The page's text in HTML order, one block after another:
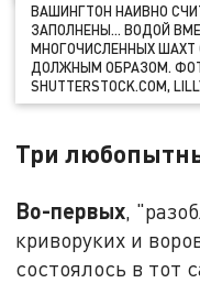
ВАШИНГТОН НАИВНО
ЗАПОЛНЕНЫ… ВОДОЙ
МНОГОЧИСЛЕННЫХ ШАХТ
ДОЛЖНЫМ ОБРАЗОМ.
SHUTTERSTOCK.COM,
Три
Во-первых,
криворуких и
состоялось в тот